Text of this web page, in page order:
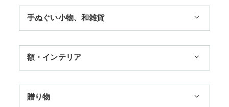
3,300円まで
季節のおすすめ
浮世絵・名画名作・古典
手ぬぐい小物、和雑貨
扇子
赤ちゃん甚平
額・インテリア
TokyoTokyo選定商品
贈り物